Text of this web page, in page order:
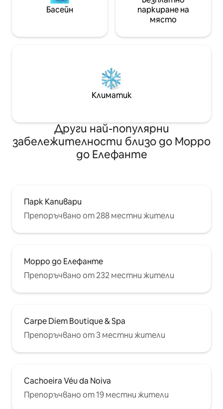
Басейн
паркиране на
място
Климатик
Други най-популярни
забележителности близо до Морро
до Елефанте
Парк Капивари
Препоръчвано от 288 местни жители
Морро до Елефанте
Препоръчвано от 232 местни жители
Carpe Diem Boutique & Spa
Препоръчвано от 3 местни жители
Cachoeira Véu da Noiva
Препоръчвано от 19 местни жители